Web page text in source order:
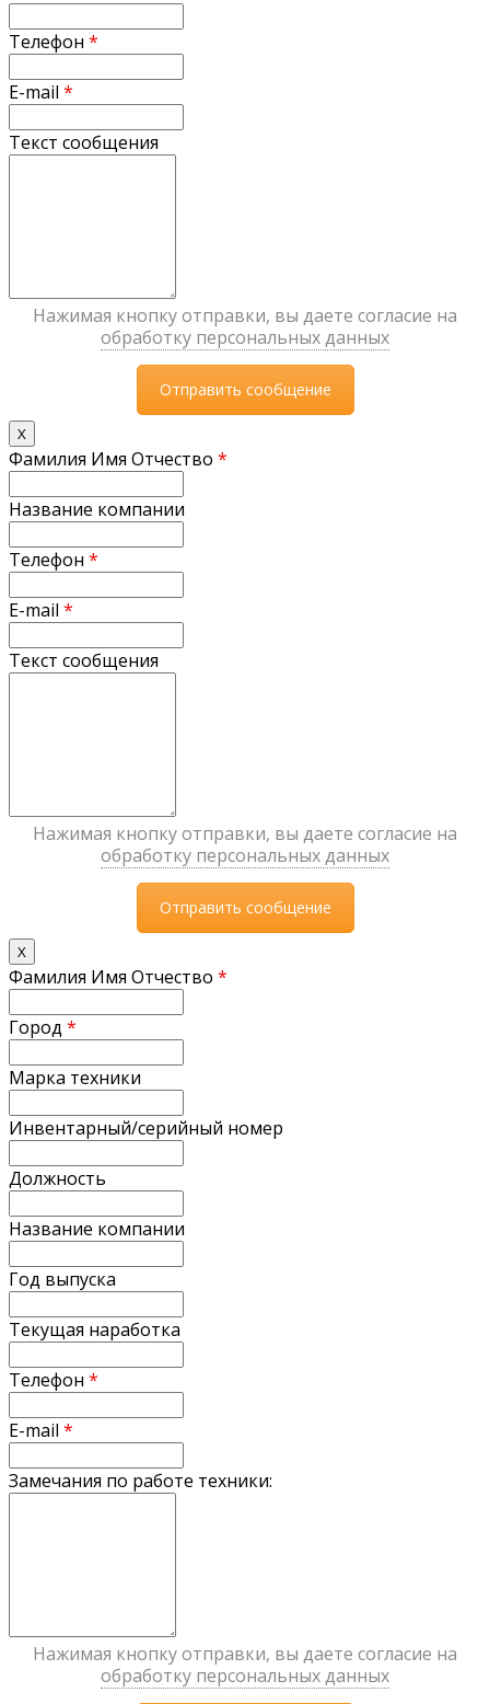
Телефон *
E-mail *
Текст сообщения
Нажимая кнопку отправки, вы даете согласие на
обработку персональных данных
X
Фамилия Имя Отчество *
Название компании
Телефон *
E-mail *
Текст сообщения
Нажимая кнопку отправки, вы даете согласие на
обработку персональных данных
X
Фамилия Имя Отчество *
Город *
Марка техники
Инвентарный/серийный номер
Должность
Название компании
Год выпуска
Текущая наработка
Телефон *
E-mail *
Замечания по работе техники:
Нажимая кнопку отправки, вы даете согласие на
обработку персональных данных